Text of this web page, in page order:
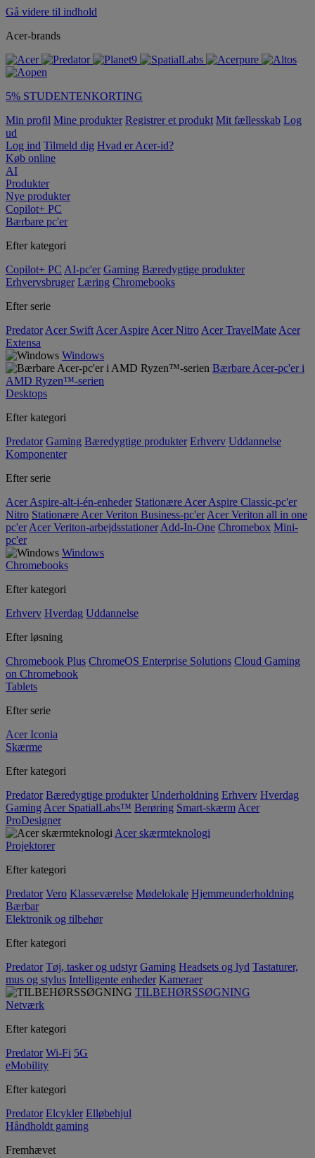
Gå videre til indhold
Acer-brands
5% STUDENTENKORTING
Min profil Mine produkter Registrer et produkt Mit fællesskab Log
ud
Log ind Tilmeld dig Hvad er Acer-id?
Køb online
AI
Produkter
Nye produkter
Copilot+ PC
Bærbare pc'er
Efter kategori
Copilot+ PC AI-pc'er Gaming Bæredygtige produkter
Erhvervsbruger Læring Chromebooks
Efter serie
Predator Acer Swift Acer Aspire Acer Nitro Acer TravelMate Acer
Extensa
Windows
Bærbare Acer-pc'er i
AMD Ryzen™-serien
Desktops
Efter kategori
Predator Gaming Bæredygtige produkter Erhverv Uddannelse
Komponenter
Efter serie
Acer Aspire-alt-i-én-enheder Stationære Acer Aspire Classic-pc'er
Nitro Stationære Acer Veriton Business-pc'er Acer Veriton all in one
pc'er Acer Veriton-arbejdsstationer Add-In-One Chromebox Mini-
pc'er
Windows
Chromebooks
Efter kategori
Erhverv Hverdag Uddannelse
Efter løsning
Chromebook Plus ChromeOS Enterprise Solutions Cloud Gaming
on Chromebook
Tablets
Efter serie
Acer Iconia
Skærme
Efter kategori
Predator Bæredygtige produkter Underholdning Erhverv Hverdag
Gaming Acer SpatialLabs™ Berøring Smart-skærm Acer
ProDesigner
Acer skærmteknologi
Projektorer
Efter kategori
Predator Vero Klasseværelse Mødelokale Hjemmeunderholdning
Bærbar
Elektronik og tilbehør
Efter kategori
Predator Tøj, tasker og udstyr Gaming Headsets og lyd Tastaturer,
mus og stylus Intelligente enheder Kameraer
TILBEHØRSSØGNING
Netværk
Efter kategori
Predator Wi-Fi 5G
eMobility
Efter kategori
Predator Elcykler Elløbehjul
Håndholdt gaming
Fremhævet